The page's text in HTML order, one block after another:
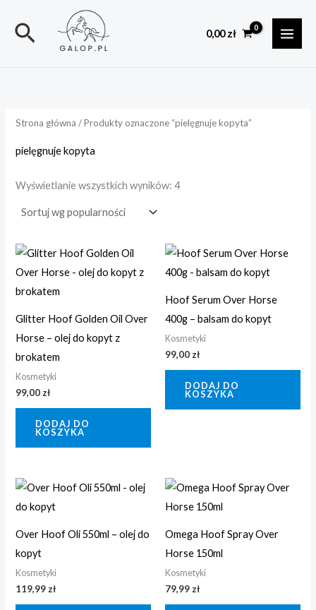
Szukaj 0,00zł
Strona główna / Produkty oznaczone “pielęgnuje kopyta”
pielęgnuje kopyta
Wyświetlanie wszystkich wyników: 4
Glitter Hoof Golden Oil Over
Horse – olej do kopyt z
brokatem
Kosmetyki
99,00zł
DODAJ DO
KOSZYKA
Hoof Serum Over Horse
400g – balsam do kopyt
Kosmetyki
99,00zł
DODAJ DO
KOSZYKA
Over Hoof Oli 550ml – olej do
kopyt
Kosmetyki
119,99 zł
Omega Hoof Spray Over
Horse 150ml
Kosmetyki
79,99 zł